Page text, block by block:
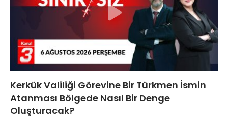
Kerkük Valiliği Görevine Bir Türkmen İsmin
Atanması Bölgede Nasıl Bir Denge
Oluşturacak?